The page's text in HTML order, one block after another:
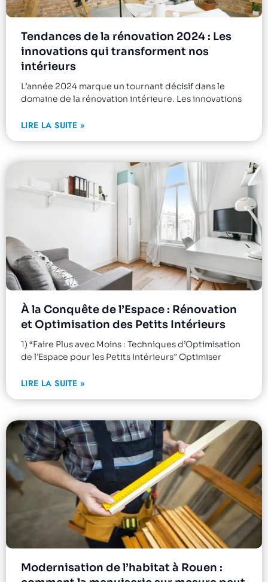
Tendances de la rénovation 2024 : Les
innovations qui transforment nos
intérieurs
L’année 2024 marque un tournant décisif dans le
domaine de la rénovation intérieure. Les innovations
LIRE LA SUITE »
À la Conquête de l’Espace : Rénovation
et Optimisation des Petits Intérieurs
1) “Faire Plus avec Moins : Techniques d’Optimisation
de l’Espace pour les Petits Intérieurs” Optimiser
LIRE LA SUITE »
Modernisation de l’habitat à Rouen :